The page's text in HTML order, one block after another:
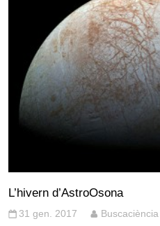
L’hivern d’AstroOsona
31 gen. 2017 Buscaciència